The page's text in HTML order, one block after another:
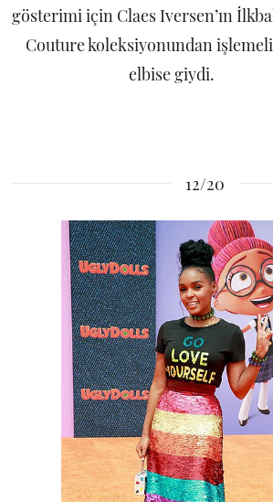
gösterimi için Claes Iversen’ın
Couture koleksiyonundan
elbise giydi.
12/20